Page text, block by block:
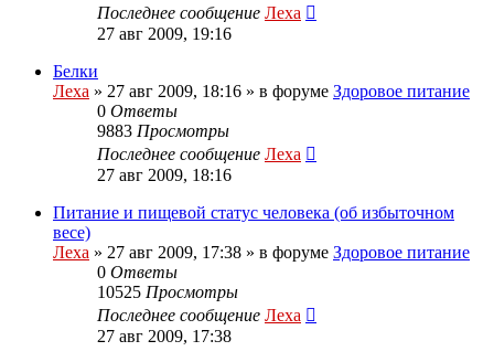
Последнее сообщение Леха
27 авг 2009, 19:16
Белки
Леха » 27 авг 2009, 18:16 » в форуме Здоровое питание
0 Ответы
9883 Просмотры
Последнее сообщение Леха
27 авг 2009, 18:16
Питание и пищевой статус человека (об избыточном
весе)
Леха » 27 авг 2009, 17:38 » в форуме Здоровое питание
0 Ответы
10525 Просмотры
Последнее сообщение Леха
27 авг 2009, 17:38